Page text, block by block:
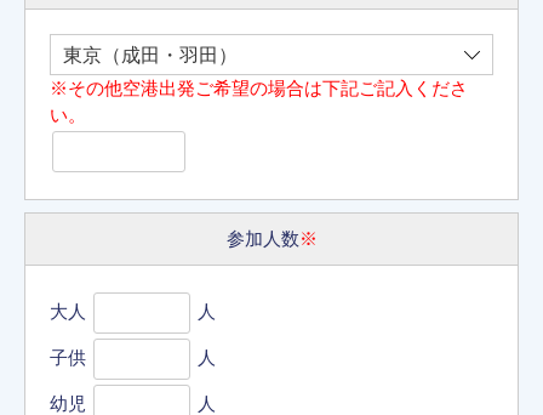
※その他空港出発ご希望の場合は下記ご記入くださ
い。
参加人数※
大人 人
子供 人
幼児
人